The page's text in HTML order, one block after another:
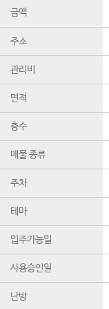
금액
주소
관리비
면적
층수
매물 종류
주차
테마
입주가능일
사용승인일
난방